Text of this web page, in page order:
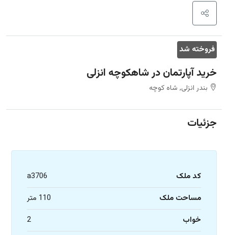
فروخته شد
خرید آپارتمان در شاهکوچه انزلی
بندر انزلی, شاه کوچه
جزئیات
کد ملک
a3706
مساحت ملک
110 متر
خواب
2